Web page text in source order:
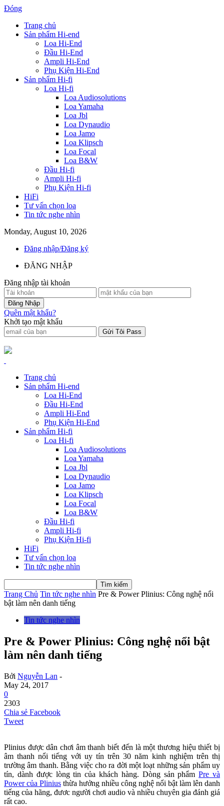
Đóng
Trang chủ
Sản phẩm Hi-end
Loa Hi-End
Đầu Hi-End
Ampli Hi-End
Phụ Kiện Hi-End
Sản phẩm Hi-fi
Loa Hi-fi
Loa Audiosolutions
Loa Yamaha
Loa Jbl
Loa Dynaudio
Loa Jamo
Loa Klipsch
Loa Focal
Loa B&W
Đầu Hi-fi
Ampli Hi-fi
Phụ Kiện Hi-fi
HiFi
Tư vấn chọn loa
Tin tức nghe nhìn
Monday, August 10, 2026
Đăng nhập/Đăng ký
ĐĂNG NHẬP
Đăng nhập tài khoản
Quên mật khẩu?
Khởi tạo mật khẩu
Trang chủ
Sản phẩm Hi-end
Loa Hi-End
Đầu Hi-End
Ampli Hi-End
Phụ Kiện Hi-End
Sản phẩm Hi-fi
Loa Hi-fi
Loa Audiosolutions
Loa Yamaha
Loa Jbl
Loa Dynaudio
Loa Jamo
Loa Klipsch
Loa Focal
Loa B&W
Đầu Hi-fi
Ampli Hi-fi
Phụ Kiện Hi-fi
HiFi
Tư vấn chọn loa
Tin tức nghe nhìn
Trang Chủ Tin tức nghe nhìn Pre & Power Plinius: Công nghệ nổi
bật làm nên danh tiếng
Tin tức nghe nhìn
Pre & Power Plinius: Công nghệ nổi bật
làm nên danh tiếng
Bởi Nguyễn Lan -
May 24, 2017
0
2303
Chia sẻ Facebook
Tweet
Plinius được dân chơi âm thanh biết đến là một thương hiệu thiết bị
âm thanh nổi tiếng với uy tín trên 30 năm kinh nghiệm trên thị
trường âm thanh. Bằng việc cho ra đời một loạt những sản phẩm uy
tín, dành được lòng tin của khách hàng. Dòng sản phẩmPre và
Power của Plinius thừa hưởng nhiều công nghệ nổi bật làm lên danh
tiếng của hãng, đươc người chơi audio và nhiều chuyên gia đánh giá
rất cao.